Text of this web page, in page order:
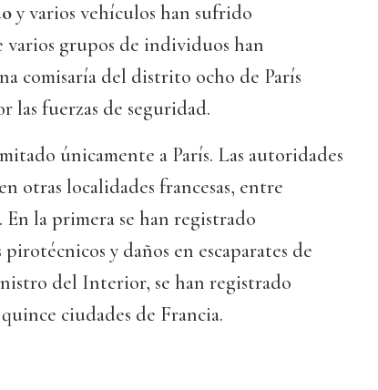
y varios vehículos han sufrido
varios grupos de individuos han
comisaría del distrito ocho de París
las fuerzas de seguridad.
únicamente a París. Las autoridades
otras localidades francesas, entre
. En la primera se han registrado
y daños en escaparates de
del Interior, se han registrado
ciudades de Francia.